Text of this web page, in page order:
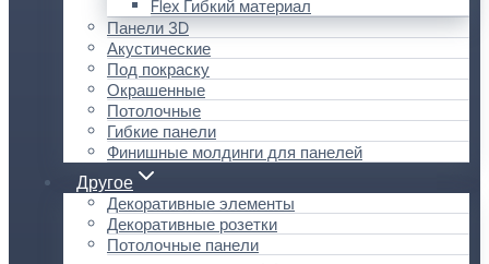
Flex Гибкий материал
Панели 3D
Акустические
Под покраску
Окрашенные
Потолочные
Гибкие панели
Финишные молдинги для панелей
Другое
Декоративные элементы
Декоративные розетки
Потолочные панели